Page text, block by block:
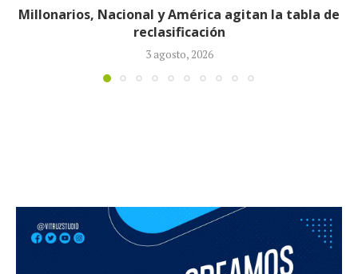
Néstor Lorenzo seguirá al frente de la Selección
Colombia tras ser ratificado...
23 julio, 2026